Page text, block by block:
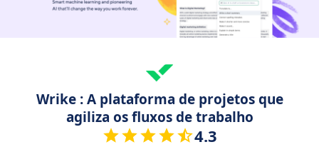
Wrike : A plataforma de projetos que
agiliza os fluxos de trabalho
4.3